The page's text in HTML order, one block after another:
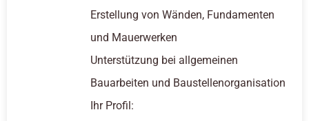
Erstellung von Wänden, Fundamenten
und Mauerwerken
Unterstützung bei allgemeinen
Bauarbeiten und Baustellenorganisation
Ihr Profil: